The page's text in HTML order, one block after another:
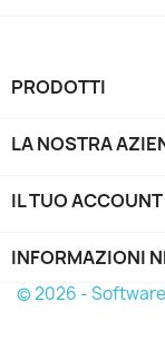
PRODOTTI
LA NOSTRA
IL TUO ACCOUNT
INFORMAZIONI
© 2026 -